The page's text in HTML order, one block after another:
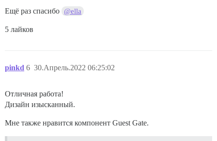
Ещё раз спасибо @ella
5 лайков
pinkd 30.Апрель.2022 06:25:02
6
Отличная работа!
Дизайн изысканный.
Мне также нравится компонент Guest Gate.